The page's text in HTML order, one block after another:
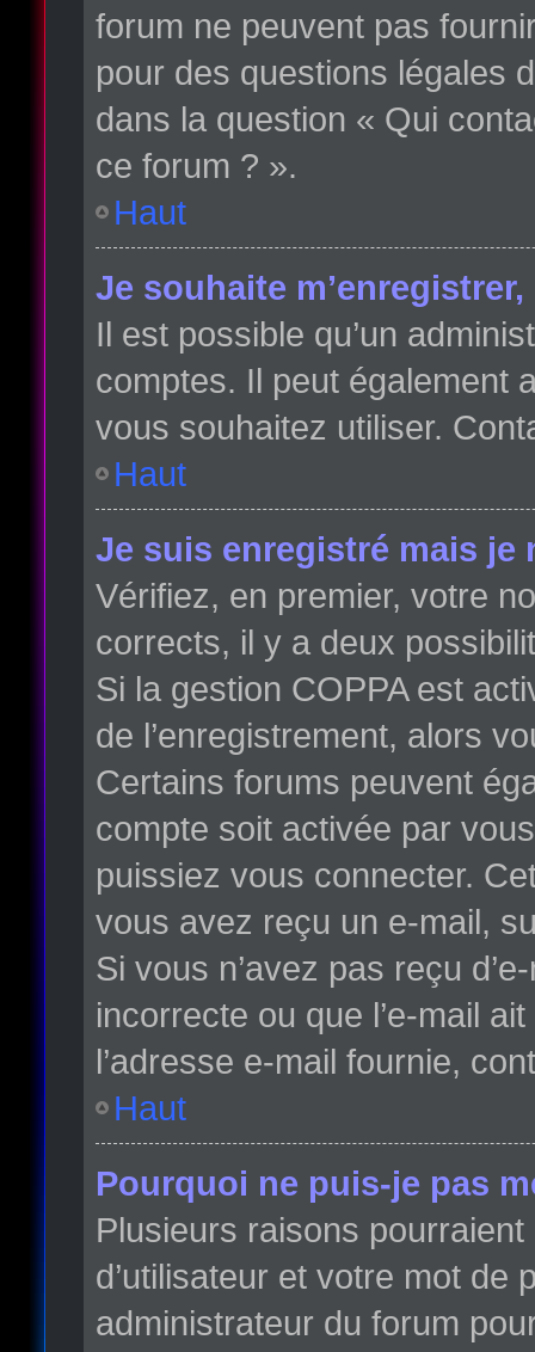
forum ne peuvent pas
pour des questions légales
dans la question « Qui
ce forum ? ».
Haut
Je souhaite
Il est possible qu’un
comptes. Il peut également
vous souhaitez utiliser.
Haut
Je suis enregistré mais je
Vérifiez, en premier, votre
corrects, il y a deux
Si la gestion COPPA est
de l’enregistrement, alors
Certains forums peuvent
compte soit activée par
puissiez vous connecter.
vous avez reçu un e-mail,
Si vous n’avez pas reçu
incorrecte ou que l’e-mail
l’adresse e-mail fournie,
Haut
Pourquoi ne puis-je pas
Plusieurs raisons
d’utilisateur et votre mot de
administrateur du forum